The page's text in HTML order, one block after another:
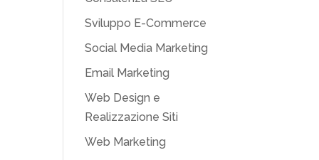
Sviluppo E-Commerce
Social Media Marketing
Email Marketing
Web Design e
Realizzazione Siti
Web Marketing